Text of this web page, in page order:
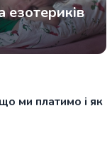
езотериків
ми платимо і як